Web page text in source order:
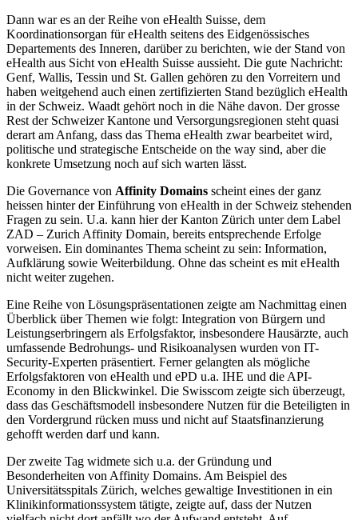
Dann war es an der Reihe von eHealth Suisse, dem
Koordinationsorgan für eHealth seitens des Eidgenössisches
Departements des Inneren, darüber zu berichten, wie der Stand von
eHealth aus Sicht von eHealth Suisse aussieht. Die gute Nachricht:
Genf, Wallis, Tessin und St. Gallen gehören zu den Vorreitern und
haben weitgehend auch einen zertifizierten Stand bezüglich eHealth
in der Schweiz. Waadt gehört noch in die Nähe davon. Der grosse
Rest der Schweizer Kantone und Versorgungsregionen steht quasi
derart am Anfang, dass das Thema eHealth zwar bearbeitet wird,
politische und strategische Entscheide on the way sind, aber die
konkrete Umsetzung noch auf sich warten lässt.
Die Governance von Affinity Domains scheint eines der ganz
heissen hinter der Einführung von eHealth in der Schweiz stehenden
Fragen zu sein. U.a. kann hier der Kanton Zürich unter dem Label
ZAD – Zurich Affinity Domain, bereits entsprechende Erfolge
vorweisen. Ein dominantes Thema scheint zu sein: Information,
Aufklärung sowie Weiterbildung. Ohne das scheint es mit eHealth
nicht weiter zugehen.
Eine Reihe von Lösungspräsentationen zeigte am Nachmittag einen
Überblick über Themen wie folgt: Integration von Bürgern und
Leistungserbringern als Erfolgsfaktor, insbesondere Hausärzte, auch
umfassende Bedrohungs- und Risikoanalysen wurden von IT-
Security-Experten präsentiert. Ferner gelangten als mögliche
Erfolgsfaktoren von eHealth und ePD u.a. IHE und die API-
Economy in den Blickwinkel. Die Swisscom zeigte sich überzeugt,
dass das Geschäftsmodell insbesondere Nutzen für die Beteiligten in
den Vordergrund rücken muss und nicht auf Staatsfinanzierung
gehofft werden darf und kann.
Der zweite Tag widmete sich u.a. der Gründung und
Besonderheiten von Affinity Domains. Am Beispiel des
Universitätsspitals Zürich, welches gewaltige Investitionen in ein
Klinikinformationssystem tätigte, zeigte auf, dass der Nutzen